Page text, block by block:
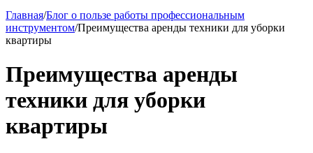
Главная/Блог о пользе работы профессиональным
инструментом/Преимущества аренды техники для уборки
квартиры
Преимущества аренды
техники для уборки
квартиры